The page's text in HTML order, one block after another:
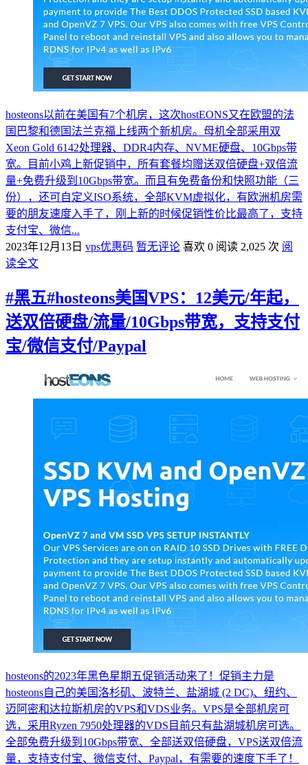
hosteons以前在美国有7个机房，这次hostEONS又在欧盟的法
国巴黎和德国法兰克福上线两个新机房。母机全部采用双
Xeon Gold 6142处理器、DDR4内存、NVME硬盘、10Gbps带
宽。目前小鸡上新促销中，所有套餐均赠送双倍硬盘+双倍流
量+免费升级到10Gbps带宽。而且有免费备份和快照功能（三
份），还可自定义ISO系统，全部KVM虚拟化，有欧洲机房需
要的朋友速度入手了，刚上新的时候促销性价比最高了，支持
支付宝、微信...
2023年12月13日 vps优惠码 暂无评论 喜欢 0 阅读 2,025 次 阅
读全文
#黑五#hosteons美国VPS：12美元/年起，
送双倍硬盘/流量/10Gbps带宽，支持支付
宝/微信支付/Paypal
hosteons的2023年黑色星期五促销活动来了！促销主力是
hosteons自己的美国洛杉矶、波特兰、盐湖城 (2 DC)、纽约、
迈阿密和达拉斯机房的VPS和VDS业务。VPS是全部机房可
选，采用Ryzen 7950处理器的VDS目前只有盐湖城机房可选。
全部免费升级到10Gbps带宽、全部送双倍硬盘，VPS送双倍流
量，支持支付宝、微信支付、Paypal，有需要的速度下手了！